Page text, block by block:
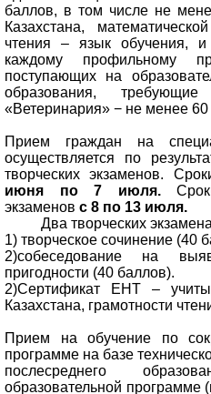
баллов, в том числе не
Казахстана,
чтения – язык обучения,
каждому профильному
поступающих на
образования, требующие
«Ветеринария» − не менее 60
Прием граждан на
осуществляется по
творческих экзаменов.
июня по 7 июля.
экзаменов с 8 по 13 июля.
Два творческих
1) творческое сочинение (40
2)собеседование на
пригодности (40 баллов).
2)Сертификат ЕНТ –
Казахстана, грамотности
Прием на обучение по
программе на базе
послесреднего
образовательной программе